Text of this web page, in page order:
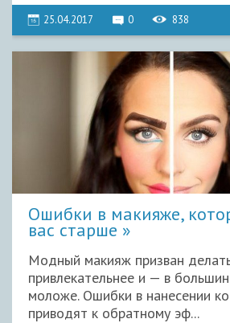
25.04.2017 0 838
Ошибки в макияже,
вас старше
Модный макияж призван
привлекательнее и — в
моложе. Ошибки в нанесении
приводят к обратному эф...